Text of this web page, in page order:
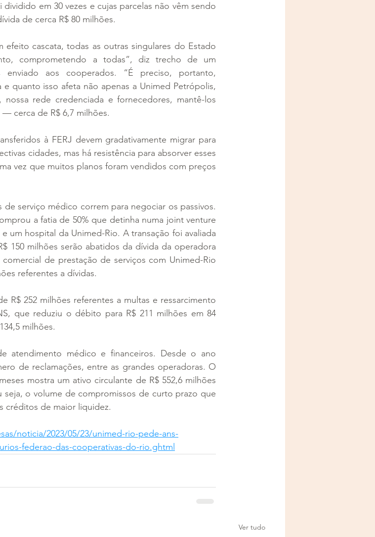
em 30 vezes e cujas parcelas não vêm sendo
de cerca R$ 80 milhões.
cascata, todas as outras singulares do Estado
comprometendo a todas”, diz trecho de um
enviado aos cooperados. “É preciso, portanto,
quanto isso afeta não apenas a Unimed Petrópolis,
rede credenciada e fornecedores, mantê-los
cerca de R$ 6,7 milhões.
à FERJ devem gradativamente migrar para
cidades, mas há resistência para absorver esses
vez que muitos planos foram vendidos com preços
serviço médico correm para negociar os passivos.
a fatia de 50% que detinha numa joint venture
um hospital da Unimed-Rio. A transação foi avaliada
150 milhões serão abatidos da dívida da operadora
de prestação de serviços com Unimed-Rio
referentes a dívidas.
R$ 252 milhões referentes a multas e ressarcimento
que reduziu o débito para R$ 211 milhões em 84
milhões.
atendimento médico e financeiros. Desde o ano
de reclamações, entre as grandes operadoras. O
mostra um ativo circulante de R$ 552,6 milhões
seja, o volume de compromissos de curto prazo que
créditos de maior liquidez.
noticia/2023/05/23/unimed-rio-pede-ans-
federao-das-cooperativas-do-rio.ghtml
Ver tudo